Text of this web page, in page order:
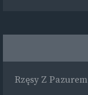
Rzęsy Z Pazurem